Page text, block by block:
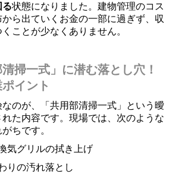
る状態になりました。建物管理のコス
から出ていくお金の一部に過ぎず、収
ことが少なくありません。
掃一式」に潜む落とし穴！
イント
のが、「共用部清掃一式」という曖
た内容です。現場では、次のような
ちです。
気グリルの拭き上げ
りの汚れ落とし